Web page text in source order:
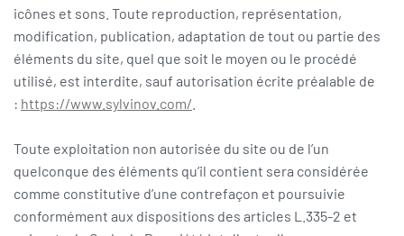
icônes et sons. Toute reproduction, représentation,
modification, publication, adaptation de tout ou partie des
éléments du site, quel que soit le moyen ou le procédé
utilisé, est interdite, sauf autorisation écrite préalable de
: https://www.sylvinov.com/
Toute exploitation non autorisée du site ou de l’un
quelconque des éléments qu’il contient sera considérée
comme constitutive d’une contrefaçon et poursuivie
conformément aux dispositions des articles L.335-2 et